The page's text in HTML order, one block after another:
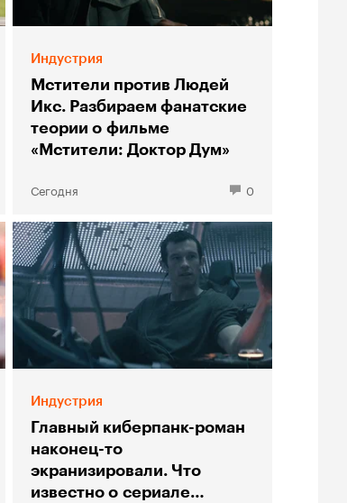
Индустрия
Мстители против Людей
Икс. Разбираем фанатские
теории о фильме
«Мстители: Доктор Дум»
Сегодня 0
Индустрия
Главный киберпанк-роман
наконец-то
экранизировали. Что
известно о сериале